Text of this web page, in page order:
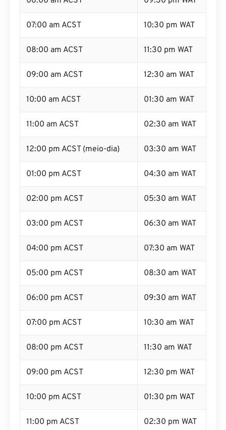
07:00 am ACST 10:30 pm WAT
08:00 am ACST 11:30 pm WAT
09:00 am ACST 12:30 am WAT
10:00 am ACST 01:30 am WAT
11:00 am ACST 02:30 am WAT
12:00 pm ACST (meio-dia) 03:30 am WAT
01:00 pm ACST 04:30 am WAT
02:00 pm ACST 05:30 am WAT
03:00 pm ACST 06:30 am WAT
04:00 pm ACST 07:30 am WAT
05:00 pm ACST 08:30 am WAT
06:00 pm ACST 09:30 am WAT
07:00 pm ACST 10:30 am WAT
08:00 pm ACST 11:30 am WAT
09:00 pm ACST 12:30 pm WAT
10:00 pm ACST 01:30 pm WAT
11:00 pm ACST 02:30 pm WAT